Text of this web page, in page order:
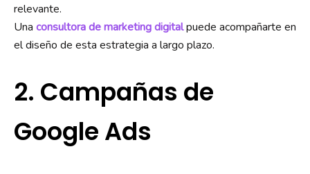
relevante.
Una consultora de marketing digitalpuede acompañarte en
el diseño de esta estrategia a largo plazo.
2. Campañas de
Google Ads